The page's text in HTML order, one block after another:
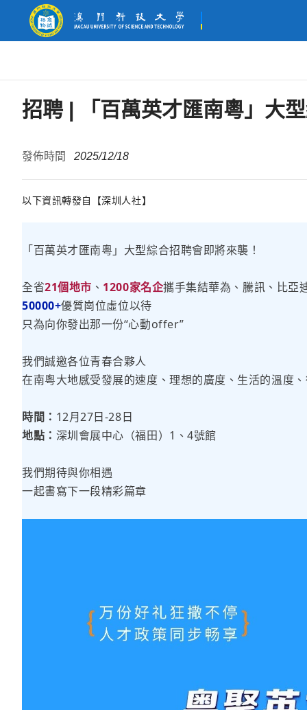
招聘 | 「百萬英才匯南粵」大
發佈時間 2025/12/18
以下資訊轉發自【深圳人社】
「百萬英才匯南粵」 大型綜合招聘會即將來襲！
全省21個地市 、 1200家名企攜手集結華為、騰訊、比亞
50000+優質崗位虛位以待
只為向你發出那一份“心動offer”
我們誠邀各位青春合夥人
在南粵大地感受發展的速度、理想的廣度、生活的溫度
時間： 12月27日-28日
地點： 深圳會展中心（福田）1、4號館
我們期待與你相遇
一起書寫下一段精彩篇章